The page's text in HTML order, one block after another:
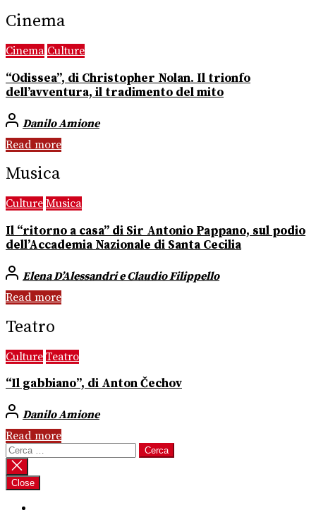
Cinema
Cinema Culture
“Odissea”, di Christopher Nolan. Il trionfo
dell’avventura, il tradimento del mito
Danilo Amione
Read more
Musica
Culture Musica
Il “ritorno a casa” di Sir Antonio Pappano, sul podio
dell’Accademia Nazionale di Santa Cecilia
Elena D’Alessandri e Claudio Filippello
Read more
Teatro
Culture Teatro
“Il gabbiano”, di Anton Čechov
Danilo Amione
Read more
Ricerca
per:
Close